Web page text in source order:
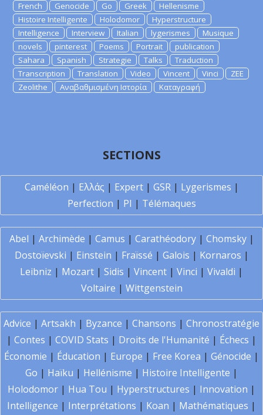
French
Genocide Go Greek
Hellenisme
Histoire Intelligente
Holodomor
Hyperstructure
Intelligence
Interview Italian lygerismes
Musique
novels
pinterest Poems Portrait
publication
Sahara
Spanish Strategie Talks
Traduction
Transcription
Translation Video Vincent Vinci
ZEE
Zeolithe
Αναβαθμισμένη Ιστορία Καταγραφή
SECTIONS
Caméléon | Ελλάς | Expert| GSR| Lygerismes |
Perfection | PI | Télémaques
Abel | Archimède | Camus | Carathéodory| Chomsky|
Dostoïevski | Einstein | Fraïssé | Galois | Kornaros |
Leibniz | Mozart | Sidis | Vincent | Vinci | Vivaldi |
Voltaire | Wittgenstein
Advice | Artsakh | Byzance | Chansons | Chronostratégie
| Contes | COVID Stats | Droits de l'Humanité | Échecs |
Économie | Éducation | Europe | Free Korea | Génocide |
Go | Haïku | Hellénisme | Histoire Intelligente |
Holodomor | Hua Tou | Hyperstructures | Innovation |
Intelligence | Interprétations | Koan | Mathématiques |